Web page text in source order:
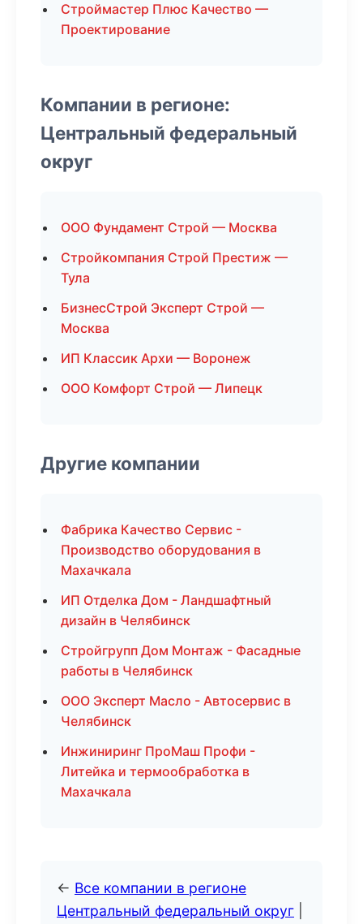
Строймастер Плюс Качество —
Проектирование
Компании в регионе:
Центральный федеральный
округ
ООО Фундамент Строй — Москва
Стройкомпания Строй Престиж —
Тула
БизнесСтрой Эксперт Строй —
Москва
ИП Классик Архи — Воронеж
ООО Комфорт Строй — Липецк
Другие компании
Фабрика Качество Сервис -
Производство оборудования в
Махачкала
ИП Отделка Дом - Ландшафтный
дизайн в Челябинск
Стройгрупп Дом Монтаж - Фасадные
работы в Челябинск
ООО Эксперт Масло - Автосервис в
Челябинск
Инжиниринг ПроМаш Профи -
Литейка и термообработка в
Махачкала
← Все компании в регионе
Центральный федеральный округ